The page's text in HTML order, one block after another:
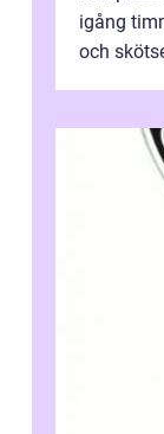
igång
och